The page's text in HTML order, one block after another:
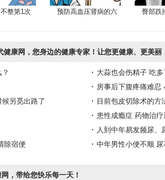
整第1次 预防高血压肾病的六 臀部跌
健康网，您身边的健康专家！让您更健康、更美丽
另觅出路了
除宿便
大蒜也会伤精子 吃
房事后下腹疼痛难忍
目前包皮切除术的方
患性成瘾症 药物治
人到中年易发频尿、
中年男性小便不顺
，带给您快乐每一天！